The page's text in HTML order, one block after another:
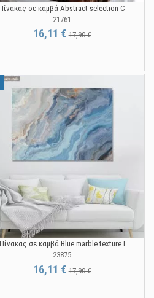
σε καμβά Abstract selection C
21761
16,11 €17,90 €
Πίνακας σε καμβά Blue marble texture I
23875
16,11 €17,90 €